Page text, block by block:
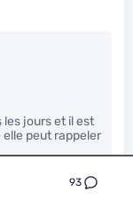
93
les jours et il est
peut rappeler